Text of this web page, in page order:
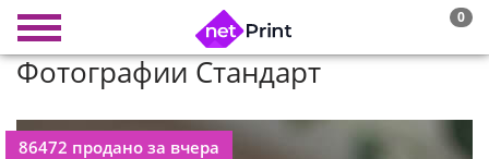
0
Фотографии Стандарт
86472 продано за вчера